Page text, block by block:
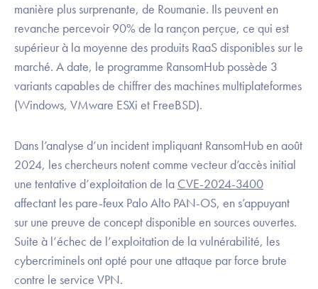
manière plus surprenante, de Roumanie. Ils peuvent en
revanche percevoir 90% de la rançon perçue, ce qui est
supérieur à la moyenne des produits RaaS disponibles sur le
marché. A date, le programme RansomHub possède 3
variants capables de chiffrer des machines multiplateformes
(Windows, VMware ESXi et FreeBSD).
Dans l’analyse d’un incident impliquant RansomHub en août
2024, les chercheurs notent comme vecteur d’accès initial
une tentative d’exploitation de la CVE-2024-3400
affectant les pare-feux Palo Alto PAN-OS, en s’appuyant
sur une preuve de concept disponible en sources ouvertes.
Suite à l’échec de l’exploitation de la vulnérabilité, les
cybercriminels ont opté pour une attaque par force brute
contre le service VPN.